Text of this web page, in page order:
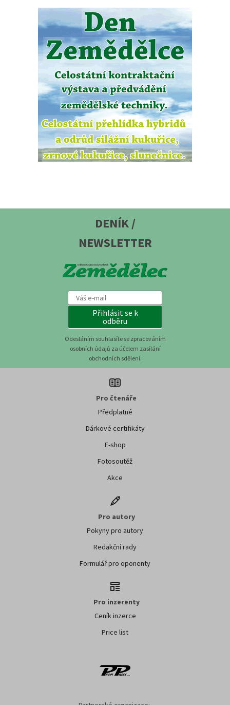
DENÍK /
NEWSLETTER
Přihlásit se k
odběru
Odesláním souhlasíte se zpracováním
osobních údajů za účelem zasílání
obchodních sdělení.
Pro čtenáře
Předplatné
Dárkové certifikáty
E-shop
Fotosoutěž
Akce
Pro autory
Pokyny pro autory
Redakční rady
Formulář pro oponenty
Pro inzerenty
Ceník inzerce
Price list